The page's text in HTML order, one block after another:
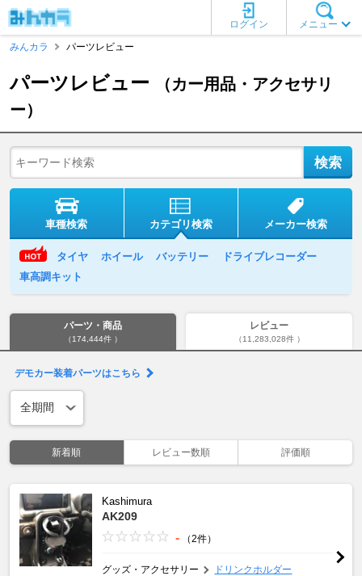
メニュー
ログイン
みんカラ
パーツレビュー
パーツレビュー
（カー用品・アクセサリ
ー）
車種検索 カテゴリ検索 メーカー検索
タイヤ ホイール バッテリー
ドライブレコーダー
車高調キット
パーツ・商品
（174,444件 ）
レビュー
（11,283,028件 ）
デモカー装着パーツはこちら
新着順 レビュー数順 評価順
Kashimura
AK209
- （2件）
グッズ・アクセサリー ドリンクホルダー